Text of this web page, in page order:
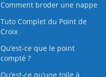
Comment broder une nappe
Tuto Complet du Point de
Croix
Qu’est-ce que le point
compté ?
Qu’est‑ce qu’une toile à